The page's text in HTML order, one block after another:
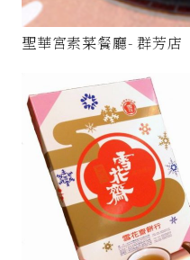
聖華宮素菜餐廳- 群芳店